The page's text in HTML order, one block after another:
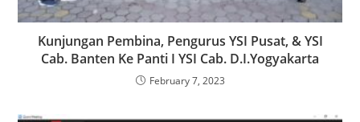
Kunjungan Pembina, Pengurus YSI Pusat, & YSI
Cab. Banten Ke Panti I YSI Cab. D.I.Yogyakarta
February 7, 2023